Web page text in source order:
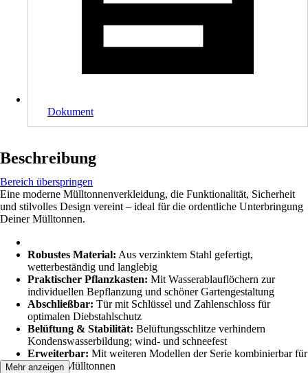
Dokument
Beschreibung
Bereich überspringen
Eine moderne Mülltonnenverkleidung, die Funktionalität, Sicherheit
und stilvolles Design vereint – ideal für die ordentliche Unterbringung
Deiner Mülltonnen.
Robustes Material: Aus verzinktem Stahl gefertigt,
wetterbeständig und langlebig
Praktischer Pflanzkasten: Mit Wasserablauflöchern zur
individuellen Bepflanzung und schöner Gartengestaltung
Abschließbar: Tür mit Schlüssel und Zahlenschloss für
optimalen Diebstahlschutz
Belüftung & Stabilität: Belüftungsschlitze verhindern
Kondenswasserbildung; wind- und schneefest
Erweiterbar: Mit weiteren Modellen der Serie kombinierbar für
mehrere Mülltonnen
Mehr anzeigen